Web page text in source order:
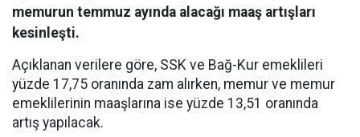
memurun temmuz ayında alacağı maaş artışları
kesinleşti.
Açıklanan verilere göre, SSK ve Bağ-Kur emeklileri
yüzde 17,75 oranında zam alırken, memur ve memur
emeklilerinin maaşlarına ise yüzde 13,51 oranında
artış yapılacak.